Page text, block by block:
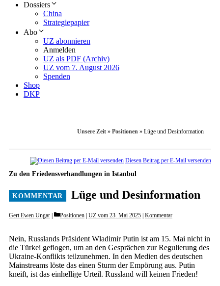
Dossiers
China
Strategiepapier
Abo
UZ abonnieren
Anmelden
UZ als PDF (Archiv)
UZ vom 7. August 2026
Spenden
Shop
DKP
Unsere Zeit » Positionen » Lüge und Desinformation
Diesen Beitrag per E-Mail versenden
Zu den Friedensverhandlungen in Istanbul
Lüge und Desinformation
Gert Ewen Ungar Categories
Positionen UZ vom 23. Mai 2025 Kommentar
Nein, Russlands Präsident Wladimir Putin ist am 15. Mai nicht in
die Türkei geflogen, um an den Gesprächen zur Regulierung des
Ukraine-Konflikts teilzunehmen. In den Medien des deutschen
Mainstreams löste das einen Sturm der Empörung aus. Putin
kneift, ist das einhellige Urteil. Russland will keinen Frieden!